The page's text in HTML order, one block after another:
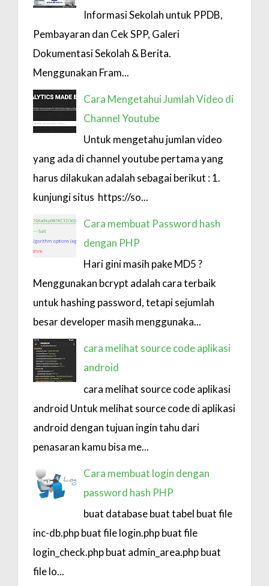
Informasi Sekolah untuk PPDB,
Pembayaran dan Cek SPP, Galeri
Dokumentasi Sekolah & Berita.
Menggunakan Fram...
Cara Mengetahui Jumlah Video di
Channel Youtube
Untuk mengetahu jumlan video
yang ada di channel youtube pertama yang
harus dilakukan adalah sebagai berikut : 1.
kunjungi situs https://so...
Cara membuat Password hash
dengan PHP
Hari gini masih pake MD5 ?
Menggunakan bcrypt adalah cara terbaik
untuk hashing password, tetapi sejumlah
besar developer masih menggunaka...
cara melihat source code aplikasi
android
cara melihat source code aplikasi
android Untuk melihat source code di aplikasi
android dengan tujuan ingin tahu dari
penasaran kamu bisa me...
Cara membuat login dengan
password hash PHP
buat database buat tabel buat file
inc-db.php buat file login.php buat file
login_check.php buat admin_area.php buat
file lo...